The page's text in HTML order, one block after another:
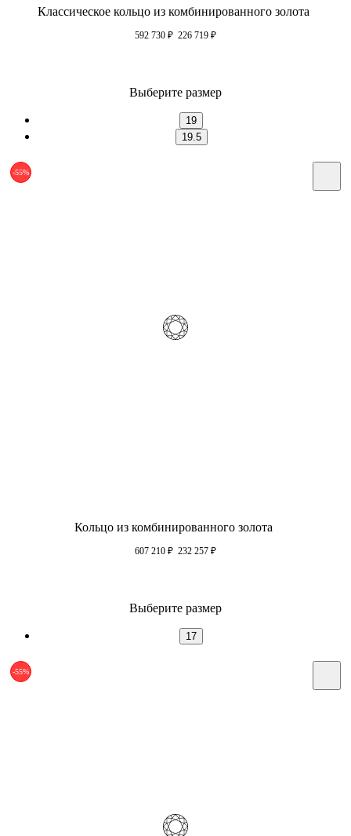
Классическое кольцо из комбинированного золота
592 730 ₽ 226 719 ₽
Выберите размер
19
19.5
-55%
Кольцо из комбинированного золота
607 210 ₽ 232 257 ₽
Выберите размер
17
-55%